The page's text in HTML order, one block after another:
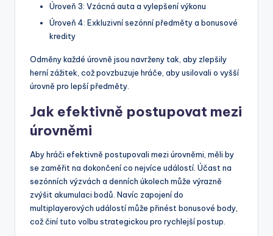
Úroveň 3: Vzácná auta a vylepšení výkonu
Úroveň 4: Exkluzivní sezónní předměty a bonusové
kredity
Odměny každé úrovně jsou navrženy tak, aby zlepšily
herní zážitek, což povzbuzuje hráče, aby usilovali o vyšší
úrovně pro lepší předměty.
Jak efektivně postupovat mezi
úrovněmi
Aby hráči efektivně postupovali mezi úrovněmi, měli by
se zaměřit na dokončení co nejvíce událostí. Účast na
sezónních výzvách a denních úkolech může výrazně
zvýšit akumulaci bodů. Navíc zapojení do
multiplayerových událostí může přinést bonusové body,
což činí tuto volbu strategickou pro rychlejší postup.